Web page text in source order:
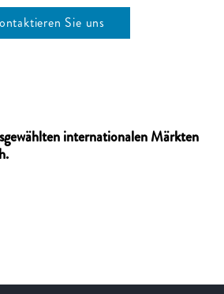
Sie uns
internationalen Märkten